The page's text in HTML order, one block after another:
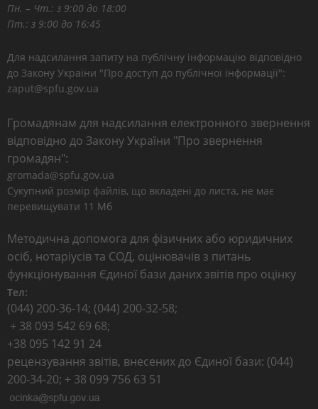
Пн. – Чт.: з 9:00 до 18:00
Пт.: з 9:00 до 16:45
Для надсилання запиту на публічну інформацію відповідно
до Закону України "Про доступ до публічної інформації":
zaput@spfu.gov.ua
Громадянам для надсилання електронного звернення
відповідно до Закону України "Про звернення
громадян":
gromada@spfu.gov.ua
Сукупний розмір файлів, що вкладені до листа, не має
перевищувати 11 Мб
Методична допомога для фізичних або юридичних
осіб, нотаріусів та СОД, оцінювачів з питань
функціонування Єдиної бази даних звітів про оцінку
Тел:
(044) 200-36-14; (044) 200-32-58;
+ 38 093 542 69 68;
+38 095 142 91 24
рецензування звітів, внесених до Єдиної бази: (044)
200-34-20; + 38 099 756 63 51